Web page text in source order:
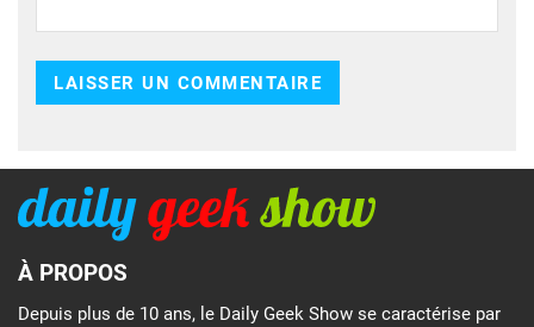
À PROPOS
Depuis plus de 10 ans, le Daily Geek Show se caractérise par